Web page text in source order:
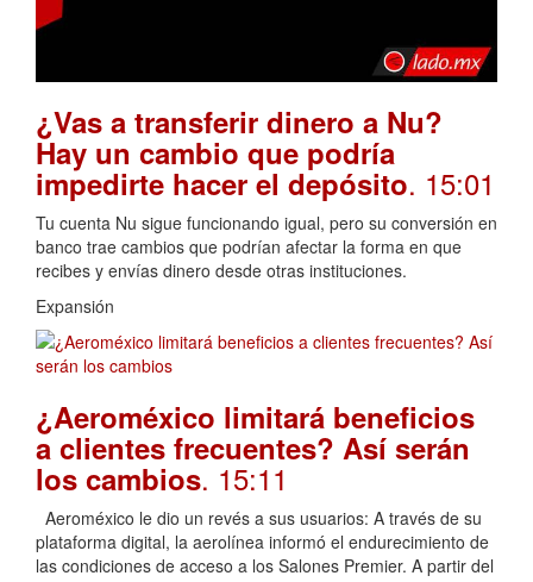
¿Vas a transferir dinero a Nu?
Hay un cambio que podría
impedirte hacer el depósito. 15:01
Tu cuenta Nu sigue funcionando igual, pero su conversión en
banco trae cambios que podrían afectar la forma en que
recibes y envías dinero desde otras instituciones.
Expansión
¿Aeroméxico limitará beneficios
a clientes frecuentes? Así serán
los cambios. 15:11
Aeroméxico le dio un revés a sus usuarios: A través de su
plataforma digital, la aerolínea informó el endurecimiento de
las condiciones de acceso a los Salones Premier. A partir del